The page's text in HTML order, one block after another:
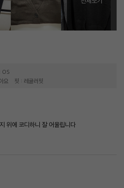
OS
요 핏 : 레귤러핏
위에 코디하니 잘 어울립니다